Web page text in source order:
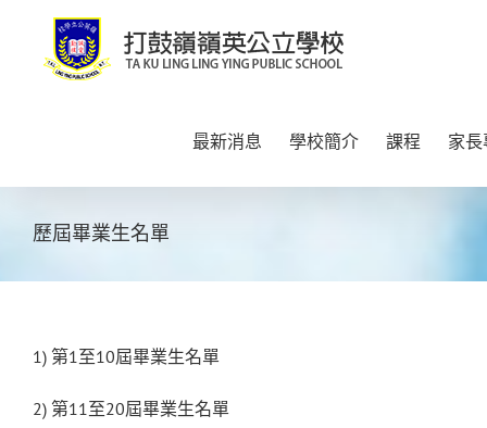
content
最新消息 學校簡介 課程 家
歷屆畢業生名單
1) 第1至10屆畢業生名單
2) 第11至20屆畢業生名單